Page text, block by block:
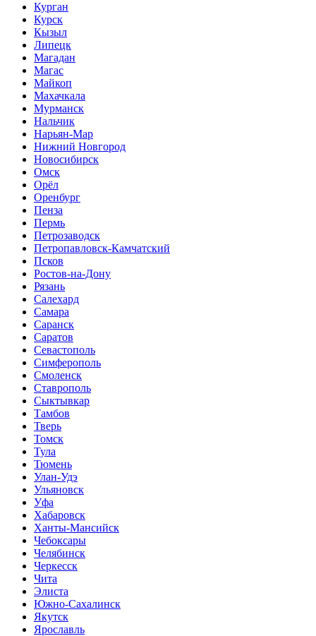
Курган
Курск
Кызыл
Липецк
Магадан
Магас
Майкоп
Махачкала
Мурманск
Нальчик
Нарьян-Мар
Нижний Новгород
Новосибирск
Омск
Орёл
Оренбург
Пенза
Пермь
Петрозаводск
Петропавловск-Камчатский
Псков
Ростов-на-Дону
Рязань
Салехард
Самара
Саранск
Саратов
Севастополь
Симферополь
Смоленск
Ставрополь
Сыктывкар
Тамбов
Тверь
Томск
Тула
Тюмень
Улан-Удэ
Ульяновск
Уфа
Хабаровск
Ханты-Мансийск
Чебоксары
Челябинск
Черкесск
Чита
Элиста
Южно-Сахалинск
Якутск
Ярославль